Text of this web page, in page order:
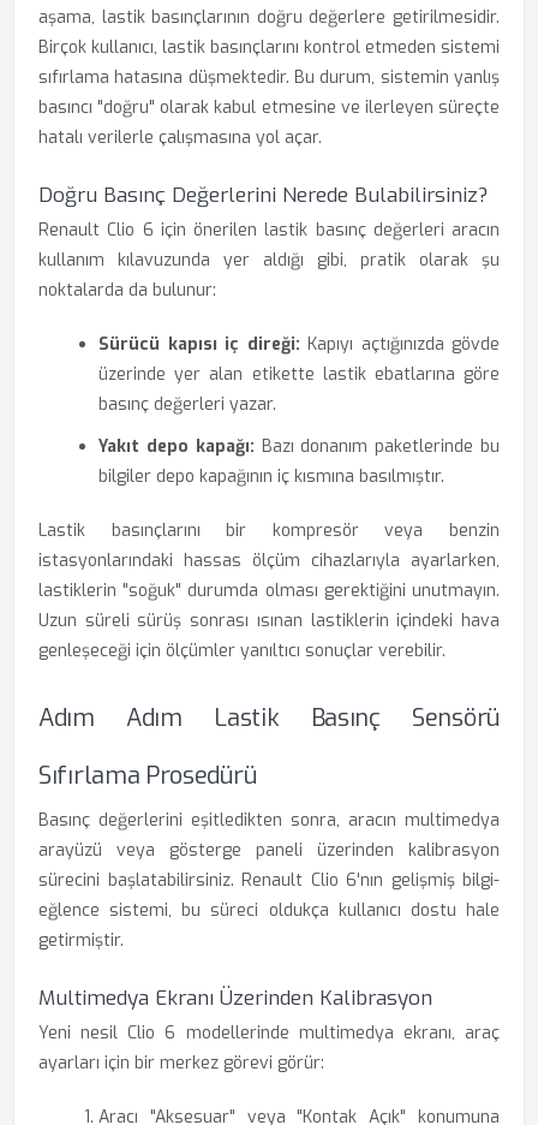
aşama, lastik basınçlarının doğru değerlere getirilmesidir.
Birçok kullanıcı, lastik basınçlarını kontrol etmeden sistemi
sıfırlama hatasına düşmektedir. Bu durum, sistemin yanlış
basıncı "doğru" olarak kabul etmesine ve ilerleyen süreçte
hatalı verilerle çalışmasına yol açar.
Doğru Basınç Değerlerini Nerede Bulabilirsiniz?
Renault Clio 6 için önerilen lastik basınç değerleri aracın
kullanım kılavuzunda yer aldığı gibi, pratik olarak şu
noktalarda da bulunur:
Sürücü kapısı iç direği: Kapıyı açtığınızda gövde
üzerinde yer alan etikette lastik ebatlarına göre
basınç değerleri yazar.
Yakıt depo kapağı: Bazı donanım paketlerinde bu
bilgiler depo kapağının iç kısmına basılmıştır.
Lastik basınçlarını bir kompresör veya benzin
istasyonlarındaki hassas ölçüm cihazlarıyla ayarlarken,
lastiklerin "soğuk" durumda olması gerektiğini unutmayın.
Uzun süreli sürüş sonrası ısınan lastiklerin içindeki hava
genleşeceği için ölçümler yanıltıcı sonuçlar verebilir.
Adım Adım Lastik Basınç Sensörü
Sıfırlama Prosedürü
Basınç değerlerini eşitledikten sonra, aracın multimedya
arayüzü veya gösterge paneli üzerinden kalibrasyon
sürecini başlatabilirsiniz. Renault Clio 6'nın gelişmiş bilgi-
eğlence sistemi, bu süreci oldukça kullanıcı dostu hale
getirmiştir.
Multimedya Ekranı Üzerinden Kalibrasyon
Yeni nesil Clio 6 modellerinde multimedya ekranı, araç
ayarları için bir merkez görevi görür:
Aracı "Aksesuar" veya "Kontak Açık" konumuna